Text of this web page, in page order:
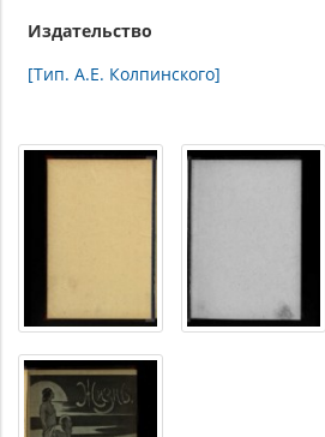
Издательство
[Тип. А.Е. Колпинского]